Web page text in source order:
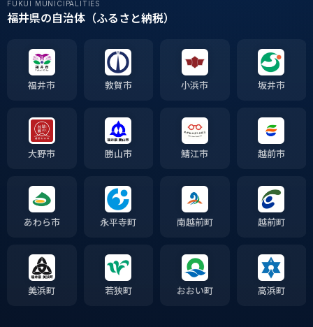
FUKUI MUNICIPALITIES
福井県の自治体（ふるさと納税）
福井市 敦賀市 小浜市 坂井市
大野市 勝山市 鯖江市 越前市
あわら市 永平寺町 南越前町 越前町
美浜町 若狭町 おおい町 高浜町